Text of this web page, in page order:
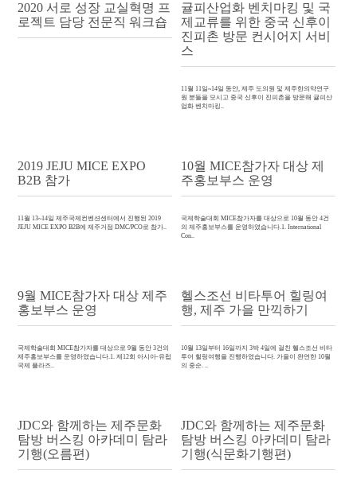
2020 서로 성장 교실혁명 프
로젝트 담당 전문직 워크숍
귤피산업화 벤치마킹 및 국
제교류를 위한 중국 신후이
진피촌 방문 컨시어지 서비
스
11월 11일~14일 동안, 제주 도의원 및 제주한의약연구
원 분들을 모시고 중국 신후이 진피촌을 방문해 귤피산
업화 벤치마킹..
2019 JEJU MICE EXPO
B2B 참가
11월 13~14일 제주국제컨벤션센터에서 진행된 2019
JEJU MICE EXPO B2B에 제주거점 DMC/PCO로 참가..
10월 MICE참가자 대상 제
주홍보부스 운영
국제학술대회 MICE참가자를 대상으로 10월 동안 4건
의 제주홍보부스를 운영하였습니다.1. International
Con..
9월 MICE참가자 대상 제주
홍보부스 운영
국제학술대회 MICE참가자를 대상으로 9월 동안 3건의
제주홍보부스를 운영하였습니다.1. 제12회 아시아-유럽
국제 플라즈..
헬스조선 비타투어 힐링여
행, 제주 가을 만끽하기
10월 13일부터 16일까지 3박 4일에 걸친 헬스조선 비타
투어 힐링여행을 진행하였습니다. 가을이 완연한 10월
의 중순. ..
JDC와 함께하는 제주문화
탐방 버스킹 아카데미 탐라
기행(오름편)
JDC와 함께하는 제주문화
탐방 버스킹 아카데미 탐라
기행(식문화기행편)